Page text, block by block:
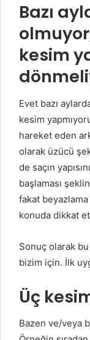
Bazı
kesim
Evet bazı
kesim
hareket eden
olarak üzücü
de saçın
başlaması
fakat
konuda dikkat
Sonuç olarak
bizim için. İlk
Üç
Bazen ve/veya